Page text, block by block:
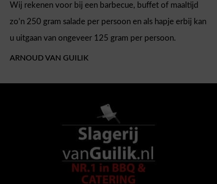
Wij rekenen voor bij een barbecue, buffet of maaltijd
zo’n 250 gram salade per persoon en als hapje erbij kan
u uitgaan van ongeveer 125 gram per persoon.
ARNOUD VAN GUILIK